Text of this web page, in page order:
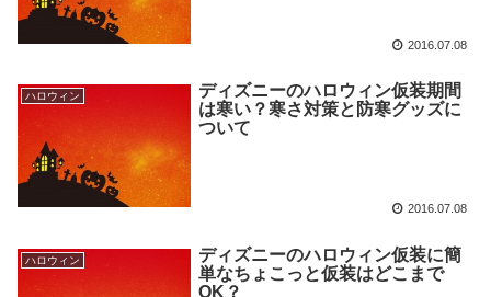
2016.07.08
ハロウィン
ディズニーのハロウィン仮装期間
は寒い？寒さ対策と防寒グッズに
ついて
2016.07.08
ハロウィン
ディズニーのハロウィン仮装に簡
単なちょこっと仮装はどこまで
OK？